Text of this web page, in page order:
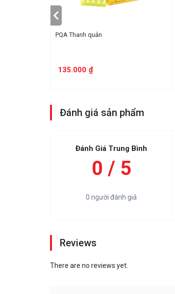
PQA Thanh quản
135.000 ₫
Đánh giá sản phẩm
Đánh Giá Trung Bình
0 / 5
0 người đánh giá
Reviews
There are no reviews yet.